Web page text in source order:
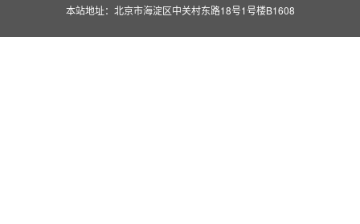
本站地址：北京市海淀区中关村东路18号1号楼B1608